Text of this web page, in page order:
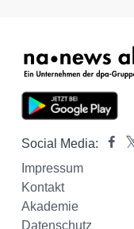
Social Media:
Impressum
Kontakt
Akademie
Datenschutz